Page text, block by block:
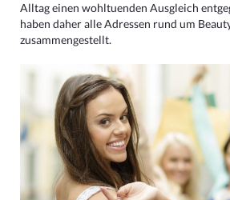
Alltag einen wohltuenden Ausgleich
haben daher alle Adressen rund um
zusammengestellt.